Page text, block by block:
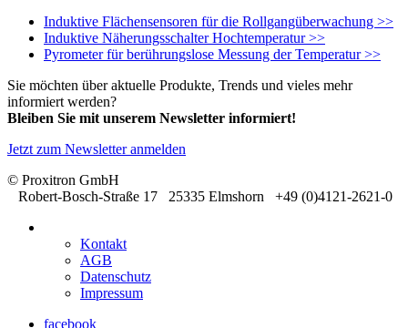
Induktive Flächensensoren für die Rollgangüberwachung >>
Induktive Näherungsschalter Hochtemperatur >>
Pyrometer für berührungslose Messung der Temperatur >>
Sie möchten über aktuelle Produkte, Trends und vieles mehr
informiert werden?
Bleiben Sie mit unserem Newsletter informiert!
Jetzt zum Newsletter anmelden
© Proxitron GmbH
Robert-Bosch-Straße 17 25335 Elmshorn +49 (0)4121-2621-0
Kontakt
AGB
Datenschutz
Impressum
facebook